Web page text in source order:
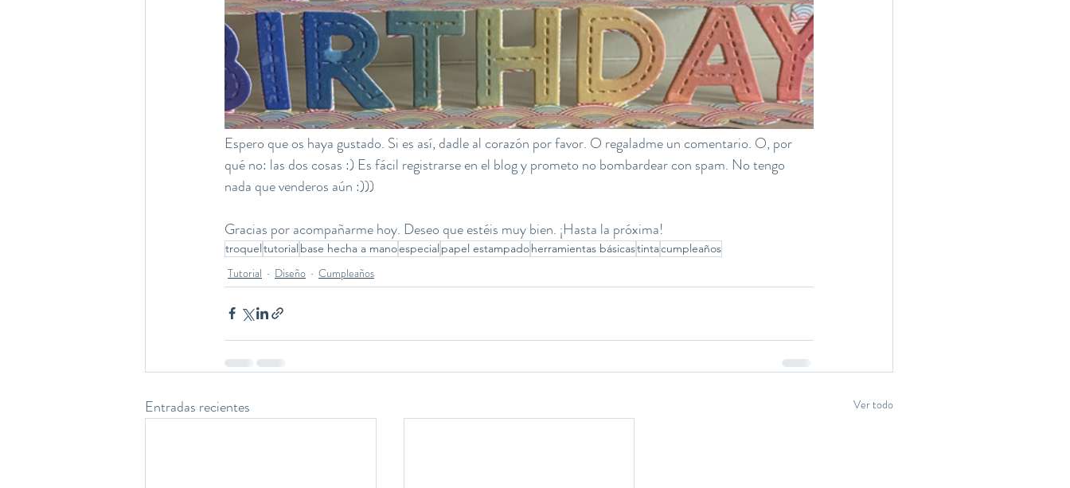
Espero que os haya gustado. Si es así, dadle al corazón por favor. O regaladme un comentario. O, por
qué no: las dos cosas :) Es fácil registrarse en el blog y prometo no bombardear con spam. No tengo
nada que venderos aún :)))
Gracias por acompañarme hoy. Deseo que estéis muy bien. ¡Hasta la próxima!
troqueltutorial base hecha a manoespecial papel estampadoherramientas básicastintacumpleaños
Tutorial Diseño Cumpleaños
Entradas recientes Ver todo